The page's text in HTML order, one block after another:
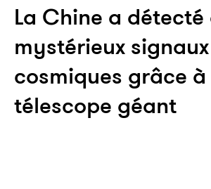
La Chine a détecté
mystérieux signaux
cosmiques grâce
télescope géant